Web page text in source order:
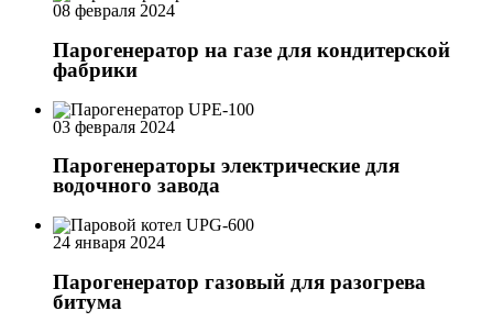
08 февраля 2024
Парогенератор на газе для кондитерской
фабрики
03 февраля 2024
Парогенераторы электрические для
водочного завода
24 января 2024
Парогенератор газовый для разогрева
битума